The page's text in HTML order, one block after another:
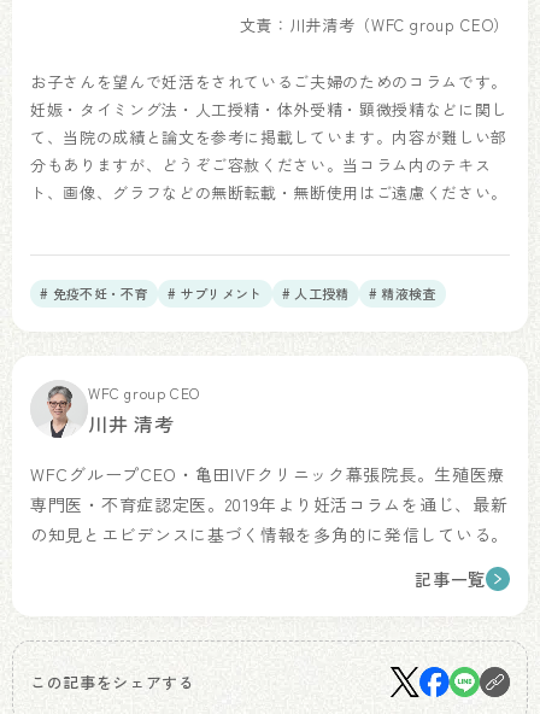
文責：川井清考（WFC group CEO）
お子さんを望んで妊活をされているご夫婦のためのコラムです。
妊娠・タイミング法・人工授精・体外受精・顕微授精などに関し
て、当院の成績と論文を参考に掲載しています。内容が難しい部
分もありますが、どうぞご容赦ください。当コラム内のテキス
ト、画像、グラフなどの無断転載・無断使用はご遠慮ください。
# 免疫不妊・不育 # サプリメント # 人工授精 # 精液検査
WFC group CEO
川井 清考
WFCグループCEO・亀田IVFクリニック幕張院長。生殖医療
専門医・不育症認定医。2019年より妊活コラムを通じ、最新
の知見とエビデンスに基づく情報を多角的に発信している。
記事一覧
この記事をシェアする